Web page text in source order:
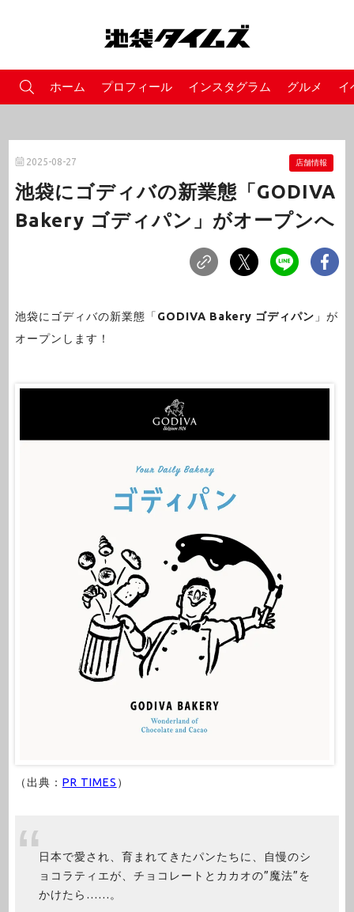
ホーム プロフィール インスタグラム グルメ イ
2025-08-27 店舗情報
池袋にゴディバの新業態「GODIVA
Bakery ゴディパン」がオープンへ
池袋にゴディバの新業態「 GODIVA Bakery ゴディパン 」が
オープンします！
（出典： PR TIMES ）
日本で愛され、育まれてきたパンたちに、自慢のシ
ョコラティエが、チョコレートとカカオの”魔法”を
かけたら……。